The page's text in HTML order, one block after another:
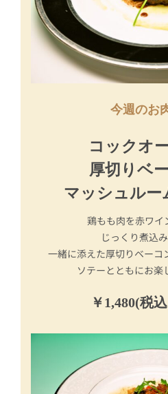
今週のお
コックオ
厚切りベ
マッシュルー
鶏もも肉を赤ワイ
じっくり煮込み
一緒に添えた厚切りベーコ
ソテーとともにお
￥1,480(税